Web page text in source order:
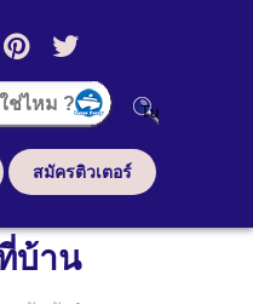
สมัครติวเตอร์
บ้าน